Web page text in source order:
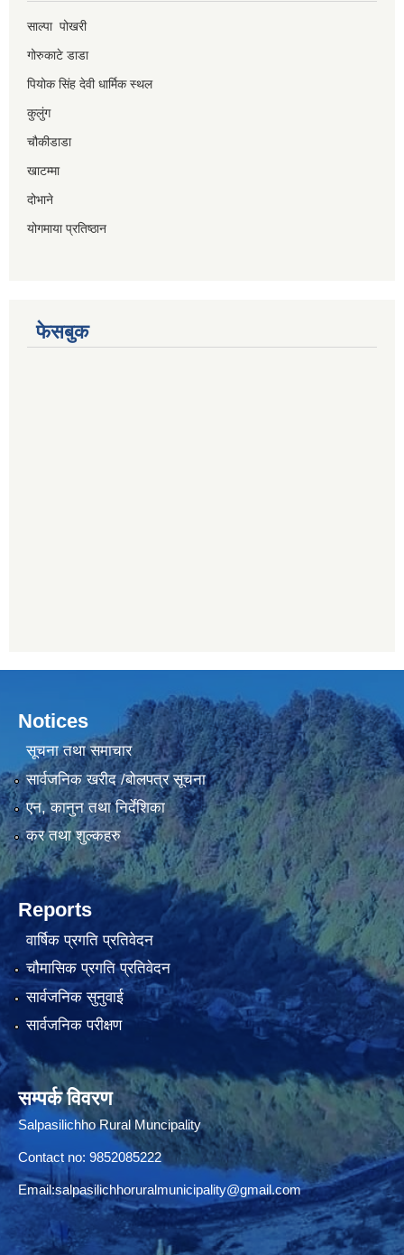
साल्पा पोखरी
गोरुकाटे डाडा
पियोक सिंह देवी धार्मिक स्थल
कुलुंग
चौकीडाडा
खाटम्मा
दोभाने
योगमाया प्रतिष्ठान
फेसबुक
Notices
सूचना तथा समाचार
सार्वजनिक खरीद /बोलपत्र सूचना
एन, कानुन तथा निर्देशिका
कर तथा शुल्कहरु
Reports
वार्षिक प्रगति प्रतिवेदन
चौमासिक प्रगति प्रतिवेदन
सार्वजनिक सुनुवाई
सार्वजनिक परीक्षण
सम्पर्क विवरण
Salpasilichho Rural Muncipality
Contact no: 9852085222
Email:salpasilichhoruralmunicipality@gmail.com